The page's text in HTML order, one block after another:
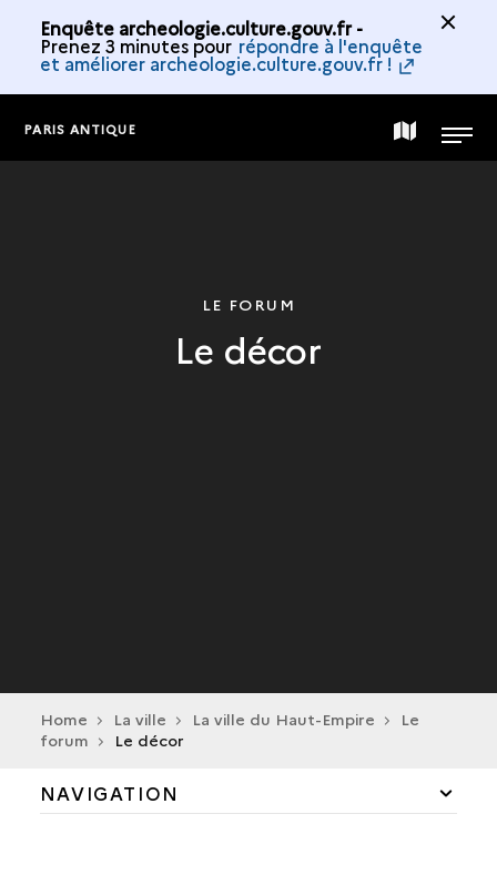
Enquête archeologie.culture.gouv.fr -
Prenez 3 minutes pour répondre à l'enquête
et améliorer archeologie.culture.gouv.fr !
PARIS ANTIQUE CARTE MENU
LE FORUM
Le décor
Home La ville La ville du Haut-Empire
Le
forum
Le décor
NAVIGATION